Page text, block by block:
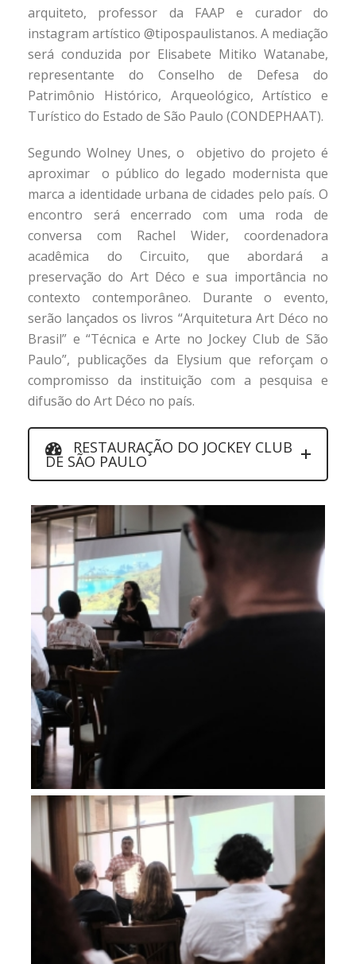
arquiteto, professor da FAAP e curador do
instagram artístico @tipospaulistanos. A mediação
será conduzida por Elisabete Mitiko Watanabe,
representante do Conselho de Defesa do
Patrimônio Histórico, Arqueológico, Artístico e
Turístico do Estado de São Paulo (CONDEPHAAT).
Segundo Wolney Unes, o objetivo do projeto é
aproximar o público do legado modernista que
marca a identidade urbana de cidades pelo país. O
encontro será encerrado com uma roda de
conversa com Rachel Wider, coordenadora
acadêmica do Circuito, que abordará a
preservação do Art Déco e sua importância no
contexto contemporâneo. Durante o evento,
serão lançados os livros “Arquitetura Art Déco no
Brasil” e “Técnica e Arte no Jockey Club de São
Paulo”, publicações da Elysium que reforçam o
compromisso da instituição com a pesquisa e
difusão do Art Déco no país.
RESTAURAÇÃO DO JOCKEY CLUB
DE SÃO PAULO